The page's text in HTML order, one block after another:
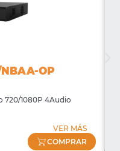
OP
720/1080P 4Audio
VER MÁS
COMPRAR